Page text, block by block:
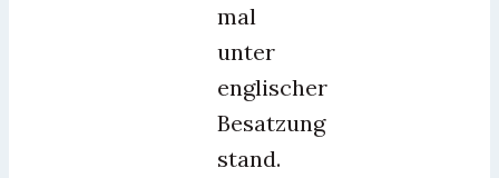
mal
unter
englischer
Besatzung
stand.